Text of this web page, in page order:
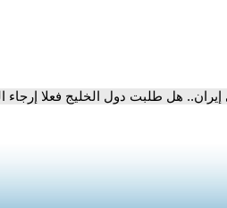
هل طلبت دول الخليج فعلا إرجاء